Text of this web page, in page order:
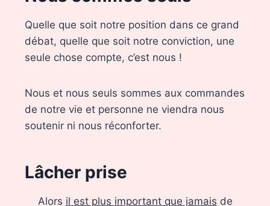
Quelle que soit notre position dans ce grand
débat, quelle que soit notre conviction, une
seule chose compte, c’est nous !
Nous et nous seuls sommes aux commandes
de notre vie et personne ne viendra nous
soutenir ni nous réconforter.
Lâcher prise
Alors il est plus important que jamais de